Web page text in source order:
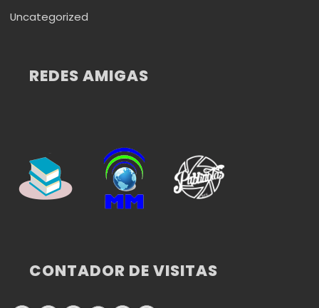
Uncategorized
REDES AMIGAS
CONTADOR DE VISITAS